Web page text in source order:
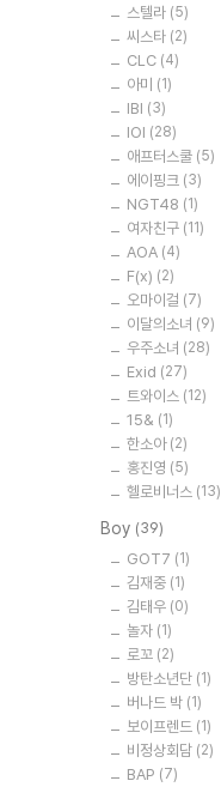
스텔라 (5)
씨스타 (2)
CLC (4)
아미 (1)
IBI (3)
IOI (28)
애프터스쿨 (5)
에이핑크 (3)
NGT48 (1)
여자친구 (11)
AOA (4)
F(x) (2)
오마이걸 (7)
이달의소녀 (9)
우주소녀 (28)
Exid (27)
트와이스 (12)
15& (1)
한소아 (2)
홍진영 (5)
헬로비너스 (13)
Boy (39)
GOT7 (1)
김재중 (1)
김태우 (0)
놀자 (1)
로꼬 (2)
방탄소년단 (1)
버나드 박 (1)
보이프렌드 (1)
비정상회담 (2)
BAP (7)